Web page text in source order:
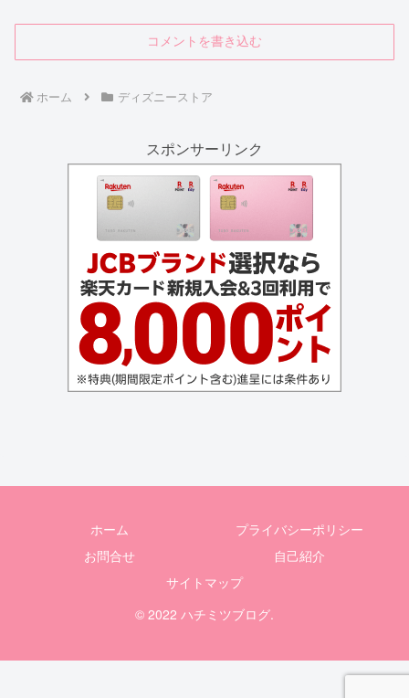
コメントを書き込む
ホーム ディズニーストア
スポンサーリンク
ホーム
プライバシーポリシー
お問合せ
自己紹介
サイトマップ
© 2022 ハチミツブログ.